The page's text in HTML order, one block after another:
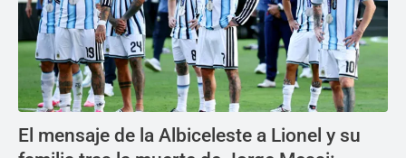
El mensaje de la Albiceleste a Lionel y su